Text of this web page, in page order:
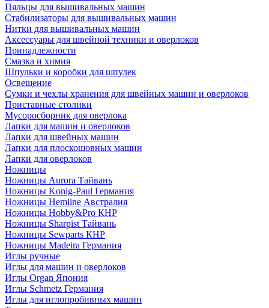
Пяльцы для вышивальных машин
Стабилизаторы для вышивальных машин
Нитки для вышивальных машин
Аксессуары для швейной техники и оверлоков
Принадлежности
Смазка и химия
Шпульки и коробки для шпулек
Освещение
Сумки и чехлы хранения для швейных машин и оверлоков
Приставные столики
Мусоросборник для оверлока
Лапки для машин и оверлоков
Лапки для швейных машин
Лапки для плоскошовных машин
Лапки для оверлоков
Ножницы
Ножницы Aurora Тайвань
Ножницы Konig-Paul Германия
Ножницы Hemline Австралия
Ножницы Hobby&Pro КНР
Ножницы Sharpist Тайвань
Ножницы Sewparts КНР
Ножницы Madeira Германия
Иглы ручные
Иглы для машин и оверлоков
Иглы Organ Япония
Иглы Schmetz Германия
Иглы для иглопробивных машин